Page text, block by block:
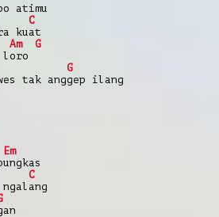
atimu
C
kuat
Am
G
loro
G
tak anggep ilang
Em
C